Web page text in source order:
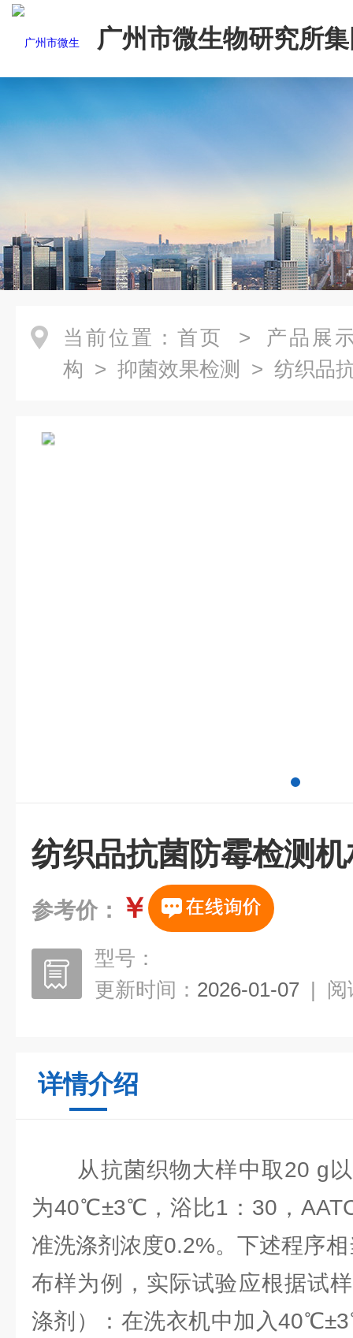
广州市微生物研究所
有限公司
当前位置： 首页 > 产品展
构 > 抑菌效果检测 > 纺织品
纺织品抗菌防霉检测
参考价： ￥
型号：
更新时间： 2026-01-07 | 阅
详情介绍
从抗菌织物大样中取20 g以
为40℃±3℃，浴比1：30，
准洗涤剂浓度0.2%。下述程序
布样为例，实际试验应根据试
涤剂）：在洗衣机中加入